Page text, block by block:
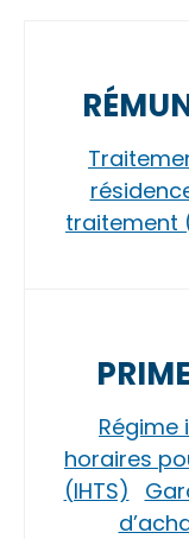
traitement
Régime
horaires
(IHTS)